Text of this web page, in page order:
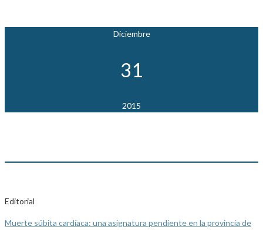
Diciembre
31
2015
Editorial
Muerte súbita cardíaca: una asignatura pendiente en la provincia de